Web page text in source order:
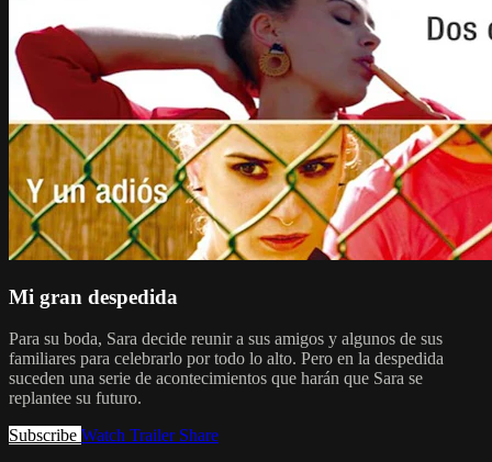
Mi gran despedida
Para su boda, Sara decide reunir a sus amigos y algunos de sus
familiares para celebrarlo por todo lo alto. Pero en la despedida
suceden una serie de acontecimientos que harán que Sara se
replantee su futuro.
Subscribe Watch Trailer Share